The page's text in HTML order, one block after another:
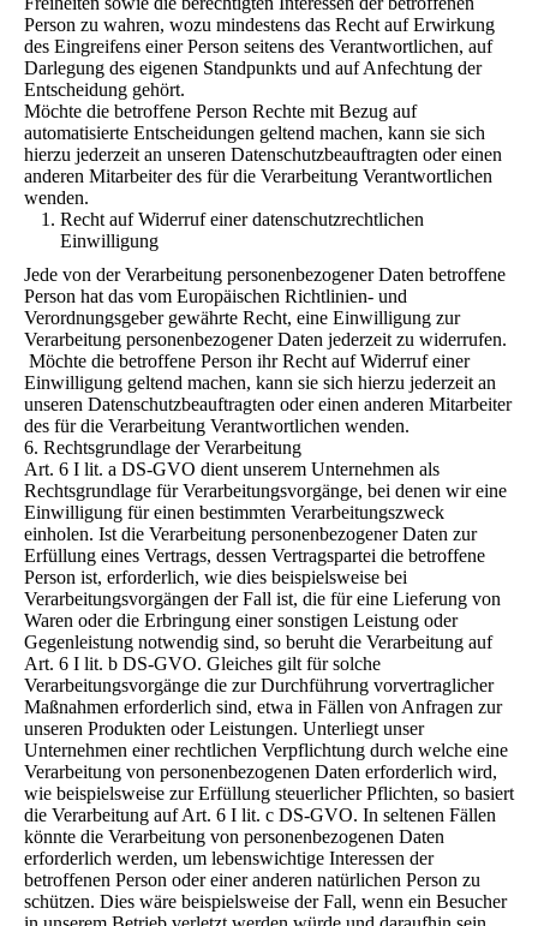
Person zu wahren, wozu mindestens das Recht auf Erwirkung
des Eingreifens einer Person seitens des Verantwortlichen, auf
Darlegung des eigenen Standpunkts und auf Anfechtung der
Entscheidung gehört.
Möchte die betroffene Person Rechte mit Bezug auf
automatisierte Entscheidungen geltend machen, kann sie sich
hierzu jederzeit an unseren Datenschutzbeauftragten oder einen
anderen Mitarbeiter des für die Verarbeitung Verantwortlichen
wenden.
Recht auf Widerruf einer datenschutzrechtlichen
Einwilligung
Jede von der Verarbeitung personenbezogener Daten betroffene
Person hat das vom Europäischen Richtlinien- und
Verordnungsgeber gewährte Recht, eine Einwilligung zur
Verarbeitung personenbezogener Daten jederzeit zu widerrufen.
Möchte die betroffene Person ihr Recht auf Widerruf einer
Einwilligung geltend machen, kann sie sich hierzu jederzeit an
unseren Datenschutzbeauftragten oder einen anderen Mitarbeiter
des für die Verarbeitung Verantwortlichen wenden.
6. Rechtsgrundlage der Verarbeitung
Art. 6 I lit. a DS-GVO dient unserem Unternehmen als
Rechtsgrundlage für Verarbeitungsvorgänge, bei denen wir eine
Einwilligung für einen bestimmten Verarbeitungszweck
einholen. Ist die Verarbeitung personenbezogener Daten zur
Erfüllung eines Vertrags, dessen Vertragspartei die betroffene
Person ist, erforderlich, wie dies beispielsweise bei
Verarbeitungsvorgängen der Fall ist, die für eine Lieferung von
Waren oder die Erbringung einer sonstigen Leistung oder
Gegenleistung notwendig sind, so beruht die Verarbeitung auf
Art. 6 I lit. b DS-GVO. Gleiches gilt für solche
Verarbeitungsvorgänge die zur Durchführung vorvertraglicher
Maßnahmen erforderlich sind, etwa in Fällen von Anfragen zur
unseren Produkten oder Leistungen. Unterliegt unser
Unternehmen einer rechtlichen Verpflichtung durch welche eine
Verarbeitung von personenbezogenen Daten erforderlich wird,
wie beispielsweise zur Erfüllung steuerlicher Pflichten, so basiert
die Verarbeitung auf Art. 6 I lit. c DS-GVO. In seltenen Fällen
könnte die Verarbeitung von personenbezogenen Daten
erforderlich werden, um lebenswichtige Interessen der
betroffenen Person oder einer anderen natürlichen Person zu
schützen. Dies wäre beispielsweise der Fall, wenn ein Besucher